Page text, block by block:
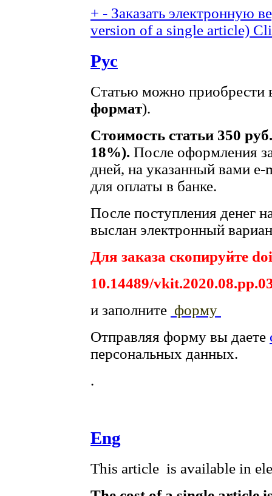
+ - Заказать электронную
version of a single article)
Рус
Статью можно приобрести
формат).
Стоимость статьи 350
18%). После оформления
дней, на указанный вами e-
для оплаты в банке.
После поступления денег
выслан электронный
Для заказа скопируйте
10.14489/
и заполните форму
Отправляя форму вы даете
персональных данных.
.
Eng
This article is available in